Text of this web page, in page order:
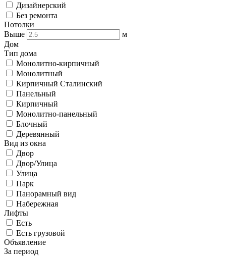
Дизайнерский
Без ремонта
Потолки
Выше
м
Дом
Тип дома
Монолитно-кирпичный
Монолитный
Кирпичный Сталинский
Панельный
Кирпичный
Монолитно-панельный
Блочный
Деревянный
Вид из окна
Двор
Двор/Улица
Улица
Парк
Панорамный вид
Набережная
Лифты
Есть
Есть грузовой
Объявление
За период